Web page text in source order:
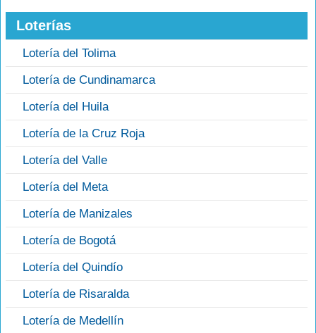
Loterías
Lotería del Tolima
Lotería de Cundinamarca
Lotería del Huila
Lotería de la Cruz Roja
Lotería del Valle
Lotería del Meta
Lotería de Manizales
Lotería de Bogotá
Lotería del Quindío
Lotería de Risaralda
Lotería de Medellín